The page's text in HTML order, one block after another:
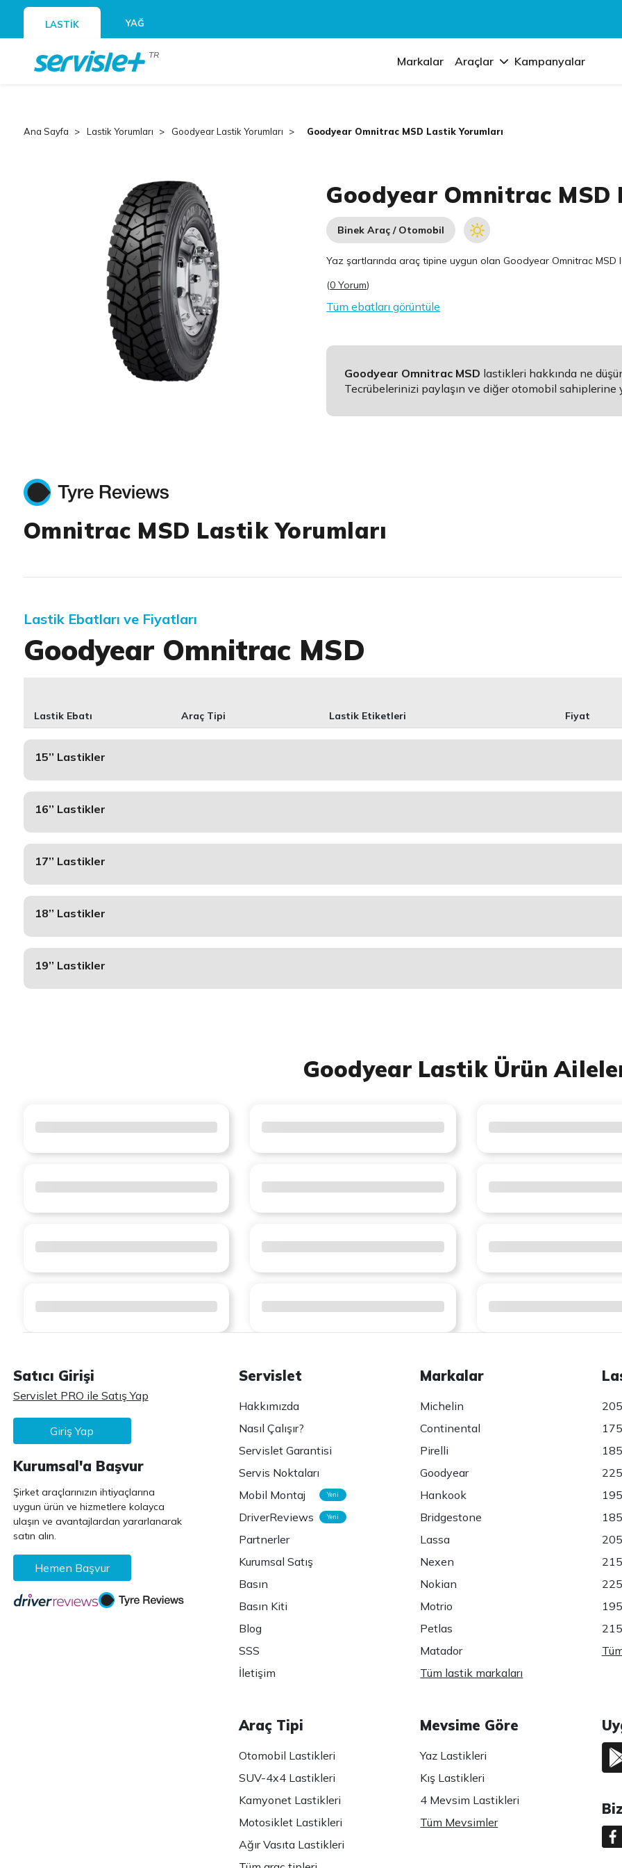
LASTİK YAĞ
TR Markalar Araçlar Kampanyalar
Ana Sayfa Lastik Yorumları Goodyear Lastik Yorumları Goodyear Omnitrac MSD Lastik Yorumları
Goodyear Omnitrac MSD
Binek Araç / Otomobil
Yaz şartlarında araç tipine uygun olanGoodyear Omnitrac MSD
(0 Yorum)
Tüm ebatları görüntüle
Goodyear Omnitrac MSD lastikleri hakkında ne
Tecrübelerinizi paylaşın ve diğer otomobil sahiplerine
Omnitrac MSD Lastik Yorumları
Lastik Ebatları ve Fiyatları
Goodyear Omnitrac MSD
Lastik Ebatı Araç Tipi Lastik Etiketleri Fiyat
15’’ Lastikler
16’’ Lastikler
17’’ Lastikler
18’’ Lastikler
19’’ Lastikler
Goodyear Lastik Ürün
Satıcı Girişi
Servislet PRO ile Satış Yap
Giriş Yap
Kurumsal'a Başvur
Şirket araçlarınızın ihtiyaçlarına
uygun ürün ve hizmetlere kolayca
ulaşın ve avantajlardan yararlanarak
satın alın.
Hemen Başvur
Servislet
Hakkımızda
Nasıl Çalışır?
Servislet Garantisi
Servis Noktaları
Mobil Montaj
Yeni
DriverReviews Yeni
Partnerler
Kurumsal Satış
Basın
Basın Kiti
Blog
SSS
İletişim
Markalar
Michelin
Continental
Pirelli
Goodyear
Hankook
Bridgestone
Lassa
Nexen
Nokian
Motrio
Petlas
Matador
Tüm lastik markaları
Araç Tipi
Otomobil Lastikleri
SUV-4x4 Lastikleri
Kamyonet Lastikleri
Motosiklet Lastikleri
Ağır Vasıta Lastikleri
Mevsime Göre
Yaz Lastikleri
Kış Lastikleri
4 Mevsim Lastikleri
Tüm Mevsimler